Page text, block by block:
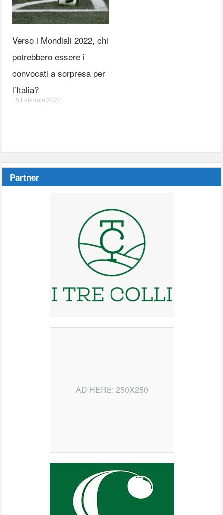
Verso i Mondiali 2022, chi
potrebbero essere i
convocati a sorpresa per
l’Italia?
15 Febbraio 2022
Partner
AD HERE: 250X250